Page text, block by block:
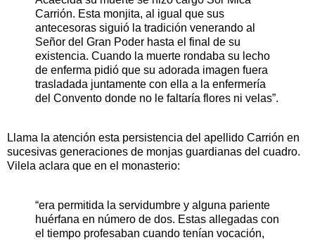
Carrión. Esta monjita, al igual que sus
antecesoras siguió la tradición venerando al
Señor del Gran Poder hasta el final de su
existencia. Cuando la muerte rondaba su lecho
de enferma pidió que su adorada imagen fuera
trasladada juntamente con ella a la enfermería
del Convento donde no le faltaría flores ni velas”.
Llama la atención esta persistencia del apellido Carrión en
sucesivas generaciones de monjas guardianas del cuadro.
Vilela aclara que en el monasterio:
“era permitida la servidumbre y alguna pariente
huérfana en número de dos. Estas allegadas con
el tiempo profesaban cuando tenían vocación,